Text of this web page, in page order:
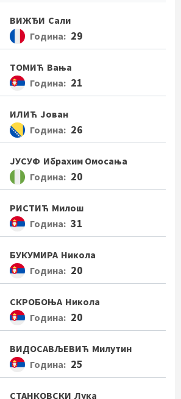
ВИЖЂИ Сали
Година: 29
ТОМИЋ Вања
Година: 21
ИЛИЋ Јован
Година: 26
ЈУСУФ Ибрахим Омосања
Година: 20
РИСТИЋ Милош
Година: 31
БУКУМИРА Никола
Година: 20
СКРОБОЊА Никола
Година: 20
ВИДОСАВЉЕВИЋ Милутин
Година: 25
СТАНКОВСКИ Лука